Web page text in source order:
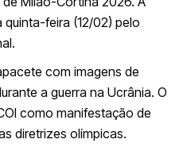
feira (12/02) pelo
com imagens de
a guerra na Ucrânia. O
como manifestação de
diretrizes olímpicas.